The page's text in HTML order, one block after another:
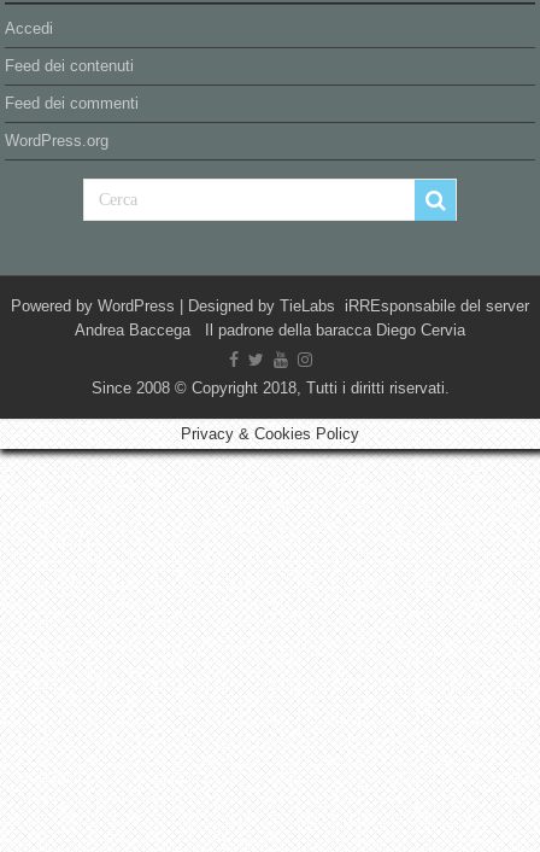
Accedi
Feed dei contenuti
Feed dei commenti
WordPress.org
Powered by WordPress | Designed by TieLabs iRREsponsabile del server
Andrea Baccega Il padrone della baracca Diego Cervia
Since 2008 © Copyright 2018, Tutti i diritti riservati.
Privacy & Cookies Policy